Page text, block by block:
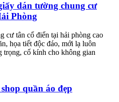
dán tường chung cư
Phòng
cư tân cổ điển tại hải phòng cao
họa tiết độc đáo, mới lạ luôn
trọng, cổ kính cho không gian
quần áo đẹp